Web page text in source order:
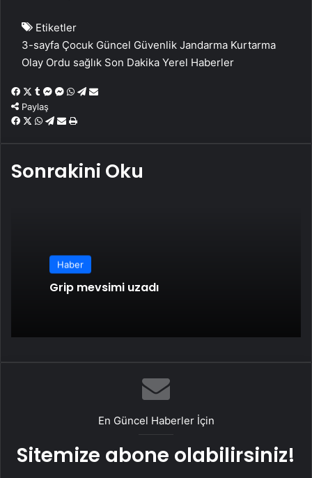
Etiketler
3-sayfa Çocuk Güncel Güvenlik Jandarma Kurtarma
Olay Ordu sağlık Son Dakika Yerel Haberler
Facebook
X Tumblr
Messenger
Messenger
WhatsApp
Telegram
Email'den
Paylaş
Facebook
X WhatsApp
Telegram
Email'den
Yaz
Sonrakini Oku
Haber
Grip mevsimi uzadı
En Güncel Haberler İçin
Sitemize abone olabilirsiniz!